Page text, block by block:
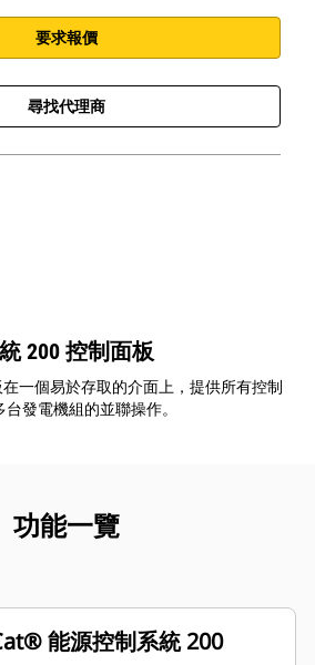
要求報價
尋找代理商
200 控制面板
一個易於存取的介面上，提供所有控制
發電機組的並聯操作。
功能一覽
能源控制系統 200